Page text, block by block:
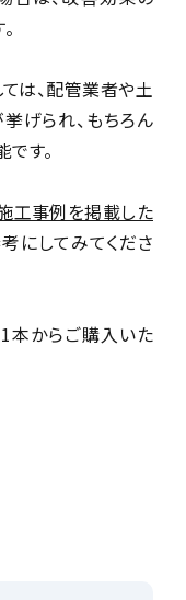
は、配管業者や土
げられ、もちろん
す。
工事例を掲載した
にしてみてくださ
1本からご購入いた